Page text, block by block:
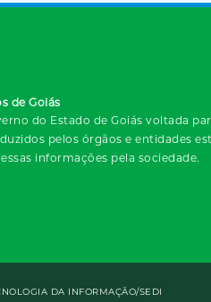
de Goiás
do Estado de Goiás voltada
pelos órgãos e entidades
informações pela sociedade.
DA INFORMAÇÃO/SEDI